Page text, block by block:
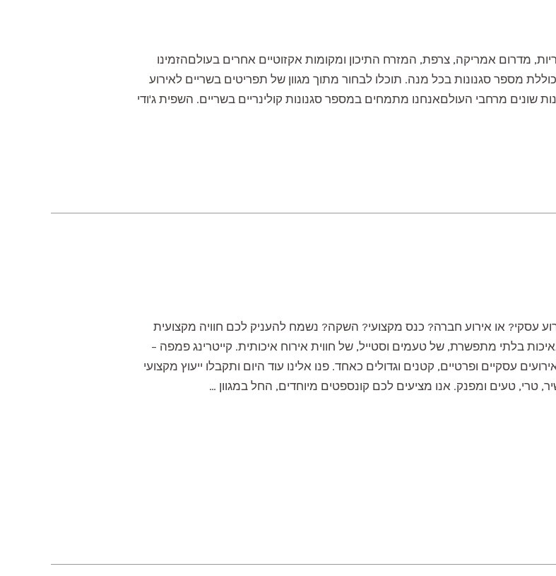
מדרום אמריקה, צרפת, המזרח התיכון ומקומות אקזוטיים אחרים בעולםהזמינו
מספר סגנונות בכל מנה. תוכלו לבחור מתוך מגוון של תפריטים בשריים לאירוע
שונים מרחבי העולםאנחנו מתמחים במספר סגנונות קולינריים בשריים. השפית ג'ודי
עסקי? או אירוע חברה? כנס מקצועי? השקה? נשמח להעניק לכם חוויה מקצועית
בלתי מתפשרת, של טעמים וסטייל, של חווית אירוח איכותית. קייטרינג פמפה –
עסקיים ופרטיים, קטנים וגדולים כאחד. פנו אלינו עוד היום ותקבלו ייעוץ מקצועי
טרי, טעים ומפנק. אנו מציעים לכם קונספטים מיוחדים, החל במגוון …